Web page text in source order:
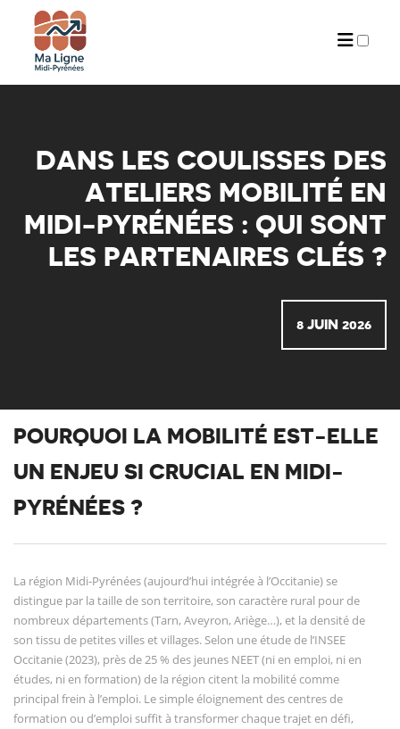
DANS LES COULISSES DES
ATELIERS MOBILITÉ EN
MIDI-PYRÉNÉES : QUI SONT
LES PARTENAIRES CLÉS ?
8 JUIN 2026
POURQUOI LA MOBILITÉ EST-ELLE
UN ENJEU SI CRUCIAL EN MIDI-
PYRÉNÉES ?
La région Midi-Pyrénées (aujourd’hui intégrée à l’Occitanie) se
distingue par la taille de son territoire, son caractère rural pour de
nombreux départements (Tarn, Aveyron, Ariège…), et la densité de
son tissu de petites villes et villages. Selon une étude de l’INSEE
Occitanie (2023), près de 25 % des jeunes NEET (ni en emploi, ni en
études, ni en formation) de la région citent la mobilité comme
principal frein à l’emploi. Le simple éloignement des centres de
formation ou d’emploi suffit à transformer chaque trajet en défi,